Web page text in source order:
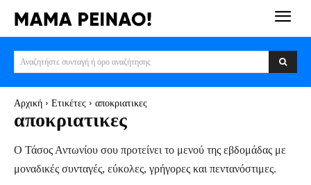
Αναζητήστε συνταγή ή όρο αναζήτησης
Αρχική Ετικέτες αποκριατικες
αποκριατικες
Ο Τάσος Αντωνίου σου προτείνει το μενού της εβδομάδας με
μοναδικές συνταγές, εύκολες, γρήγορες και πεντανόστιμες.